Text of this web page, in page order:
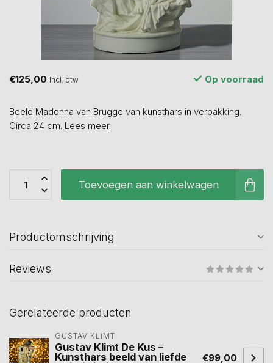
€125,00 Incl. btw Op voorraad
Beeld Madonna van Brugge van kunsthars in verpakking.
Circa 24 cm. Lees meer.
Toevoegen aan winkelwagen
Productomschrijving
Reviews
Gerelateerde producten
GUSTAV KLIMT
Gustav Klimt De Kus –
Kunsthars beeld van liefde
€99,00